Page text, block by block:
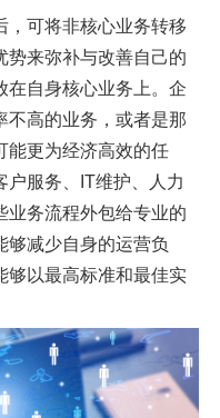
，可将非核心业务转移
势来弥补与改善自己的
在自身核心业务上。企
不高的业务，或者是那
能更为经济高效的任
户服务、IT维护、人力
业务流程外包给专业的
够减少自身的运营负
够以最高标准和最佳实